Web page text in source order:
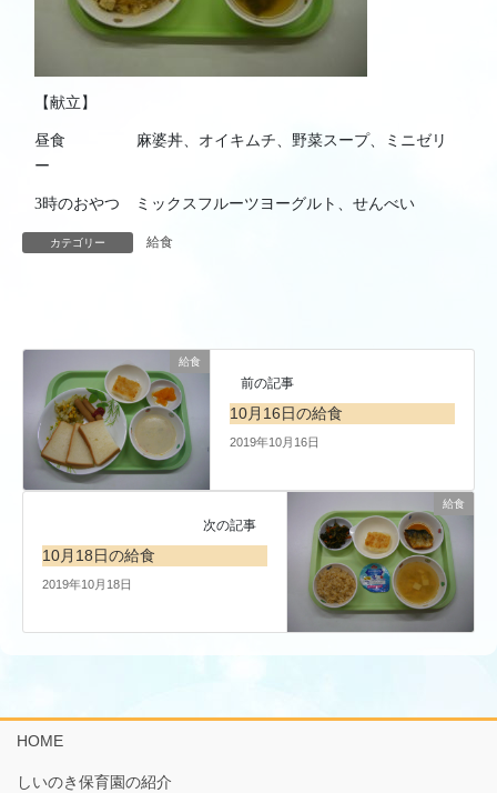
【献立】
昼食 麻婆丼、オイキムチ、野菜スープ、ミニゼリ
ー
3時のおやつ ミックスフルーツヨーグルト、せんべい
カテゴリー 給食
給食
前の記事
10月16日の給食
2019年10月16日
給食
次の記事
10月18日の給食
2019年10月18日
HOME
しいのき保育園の紹介